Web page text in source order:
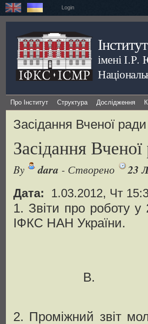
Login
імені І.Р.
Про Інститут Структура Дослідження
Засідання Вченої
Засідання
By dara - Створено 23
Дата: 1.03.2012, Чт
1. Звіти про роботу у
ІФКС НАН України.
В.
2. Проміжний звіт